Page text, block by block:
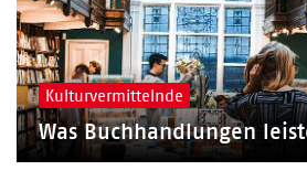
Kulturvermittelnde
Was Buchhandlungen